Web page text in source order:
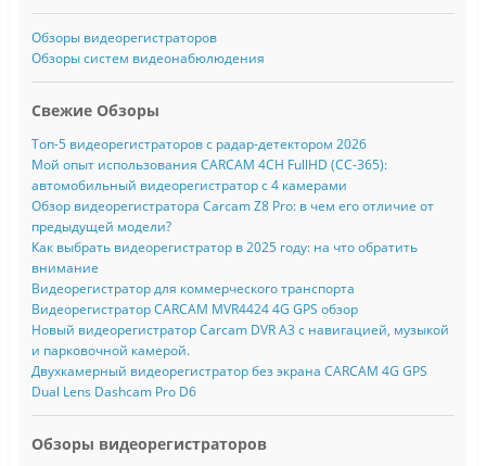
Обзоры видеорегистраторов
Обзоры систем видеонабюлюдения
Свежие Обзоры
Топ-5 видеорегистраторов с радар-детектором 2026
Мой опыт использования CARCAM 4CH FullHD (CC-365):
автомобильный видеорегистратор с 4 камерами
Обзор видеорегистратора Carcam Z8 Pro: в чем его отличие от
предыдущей модели?
Как выбрать видеорегистратор в 2025 году: на что обратить
внимание
Видеорегистратор для коммерческого транспорта
Видеорегистратор CARCAM MVR4424 4G GPS обзор
Новый видеорегистратор Carcam DVR A3 с навигацией, музыкой
и парковочной камерой.
Двухкамерный видеорегистратор без экрана CARCAM 4G GPS
Dual Lens Dashcam Pro D6
Обзоры видеорегистраторов